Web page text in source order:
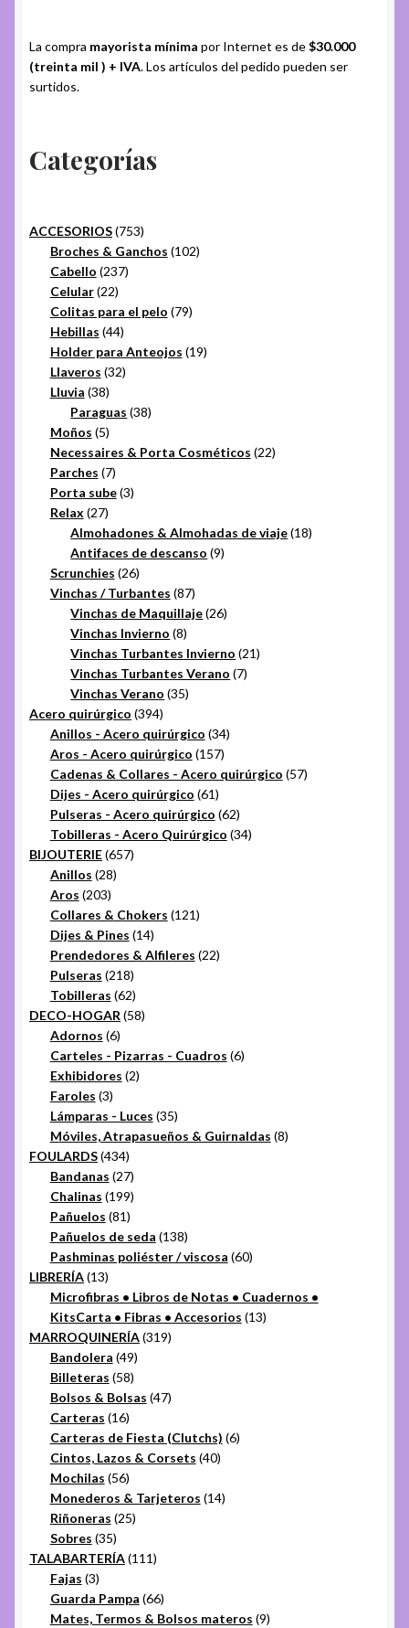
La compra mayorista mínima por Internet es de$30.000
(treinta mil ) + IVA. Los artículos del pedido pueden ser
surtidos.
Categorías
ACCESORIOS 753753
productos
Broches & Ganchos 102102
Cabello 237237
Celular 2222
productos
Colitas para el pelo 7979
Hebillas 4444
productos
Holder para Anteojos 1919
Llaveros 3232
Lluvia 3838
productos
Paraguas 3838
Moños 55
productos
Necessaires & Porta Cosméticos 2222
Parches 77
productos
Porta sube 33
Relax 2727
productos
Almohadones & Almohadas de viaje 1818
Antifaces de descanso 99
Scrunchies 2626
productos
Vinchas / Turbantes 8787
productos
Vinchas de Maquillaje 2626
Vinchas Invierno 88
productos
Vinchas Turbantes Invierno 2121
Vinchas Turbantes Verano 77
Vinchas Verano 3535
Acero quirúrgico 394394
productos
Anillos - Acero quirúrgico 3434
Aros - Acero quirúrgico 157157
productos
Cadenas & Collares - Acero quirúrgico 5757
Dijes - Acero quirúrgico 6161
productos
Pulseras - Acero quirúrgico 6262
productos
Tobilleras - Acero Quirúrgico 3434
BIJOUTERIE 657657
Anillos 2828
Aros 203203
productos
Collares & Chokers 121121
Dijes & Pines 1414
productos
Prendedores & Alfileres 2222
Pulseras 218218
productos
Tobilleras 6262
productos
DECO-HOGAR 5858
Adornos 66
productos
Carteles - Pizarras - Cuadros 66
Exhibidores 22
Faroles 33
productos
Lámparas - Luces 3535
productos
Móviles, Atrapasueños & Guirnaldas 88
FOULARDS 434434
productos
Bandanas 2727
productos
Chalinas 199199
productos
Pañuelos 8181
productos
Pañuelos de seda 138138
productos
Pashminas poliéster / viscosa 6060
LIBRERÍA 1313
productos
Microfibras • Libros de Notas • Cuadernos •
KitsCarta • Fibras • Accesorios 1313
MARROQUINERÍA 319319
Bandolera 4949
productos
Billeteras 5858
productos
Bolsos & Bolsas 4747
Carteras 1616
productos
Carteras de Fiesta (Clutchs) 66
Cintos, Lazos & Corsets 4040
Mochilas 5656
productos
Monederos & Tarjeteros 1414
Riñoneras 2525
Sobres 3535
productos
TALABARTERÍA 111111
Fajas 33
productos
Guarda Pampa 6666
productos
Mates, Termos & Bolsos materos 99